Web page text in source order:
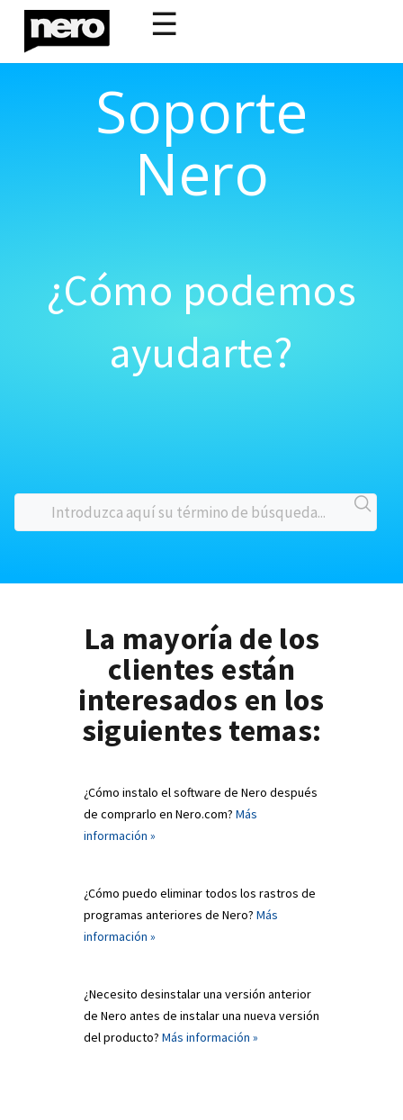
☰
Soporte
Nero
¿Cómo podemos
ayudarte?
La mayoría de los
clientes están
interesados en los
siguientes temas:
¿Cómo instalo el software de Nero después
de comprarlo en Nero.com? Más
información »
¿Cómo puedo eliminar todos los rastros de
programas anteriores de Nero? Más
información »
¿Necesito desinstalar una versión anterior
de Nero antes de instalar una nueva versión
del producto? Más información »